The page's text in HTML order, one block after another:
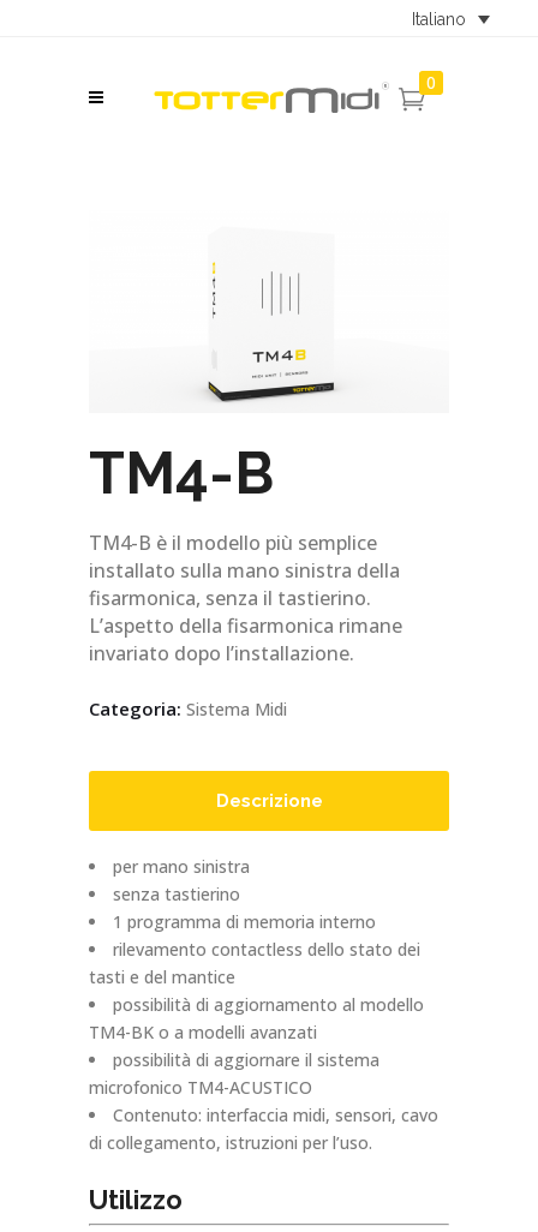
Italiano
0
TM4-B
TM4-B è il modello più semplice
installato sulla mano sinistra della
fisarmonica, senza il tastierino.
L’aspetto della fisarmonica rimane
invariato dopo l’installazione.
Categoria: Sistema Midi
Descrizione
per mano sinistra
senza tastierino
1 programma di memoria interno
rilevamento contactless dello stato dei
tasti e del mantice
possibilità di aggiornamento al modello
TM4-BK o a modelli avanzati
possibilità di aggiornare il sistema
microfonico TM4-ACUSTICO
Contenuto: interfaccia midi, sensori, cavo
di collegamento, istruzioni per l’uso.
Utilizzo